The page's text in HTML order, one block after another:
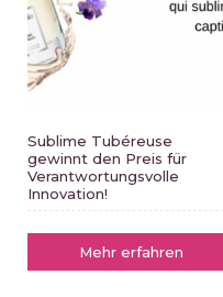
Sublime Tubéreuse
gewinnt den Preis für
Verantwortungsvolle
Innovation!
Mehr erfahren